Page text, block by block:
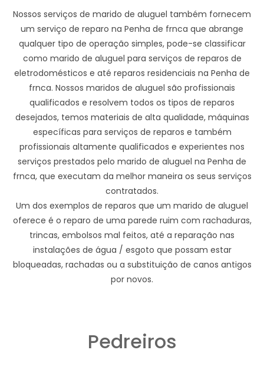
Nossos serviços de marido de aluguel também fornecem
um serviço de reparo na Penha de frnca que abrange
qualquer tipo de operação simples, pode-se classificar
como marido de aluguel para serviços de reparos de
eletrodomésticos e até reparos residenciais na Penha de
frnca. Nossos maridos de aluguel são profissionais
qualificados e resolvem todos os tipos de reparos
desejados, temos materiais de alta qualidade, máquinas
específicas para serviços de reparos e também
profissionais altamente qualificados e experientes nos
serviços prestados pelo marido de aluguel na Penha de
frnca, que executam da melhor maneira os seus serviços
contratados.
Um dos exemplos de reparos que um marido de aluguel
oferece é o reparo de uma parede ruim com rachaduras,
trincas, embolsos mal feitos, até a reparação nas
instalações de água / esgoto que possam estar
bloqueadas, rachadas ou a substituição de canos antigos
por novos.
Pedreiros